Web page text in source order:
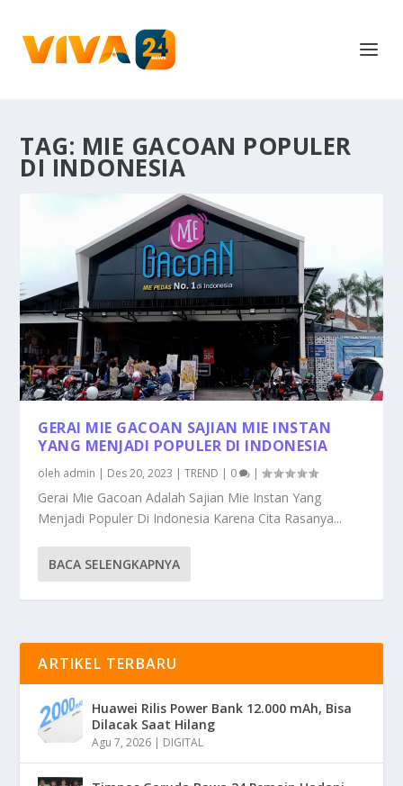
TAG: MIE GACOAN POPULER
DI INDONESIA
GERAI MIE GACOAN SAJIAN MIE INSTAN
YANG MENJADI POPULER DI INDONESIA
oleh admin | Des 20, 2023 |TREND | 0 |
Gerai Mie Gacoan Adalah Sajian Mie Instan Yang
Menjadi Populer Di Indonesia Karena Cita Rasanya...
BACA SELENGKAPNYA
ARTIKEL TERBARU
Huawei Rilis Power Bank 12.000 mAh, Bisa
Dilacak Saat Hilang
Agu 7, 2026 | DIGITAL